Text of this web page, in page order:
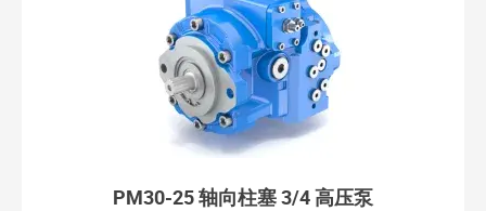
PM30-25 轴向柱塞 3/4 高压泵